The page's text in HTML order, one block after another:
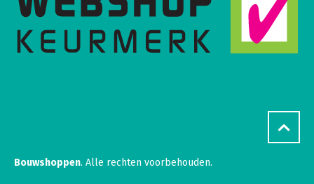
Bouwshoppen. Alle rechten voorbehouden.